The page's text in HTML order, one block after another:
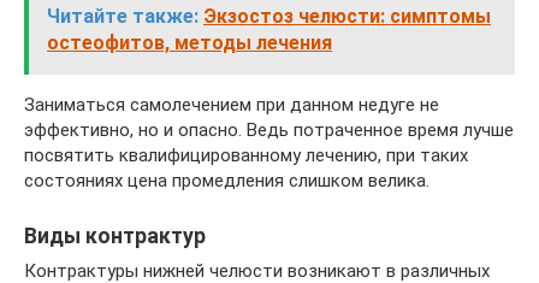
Читайте также: Экзостоз челюсти: симптомы
остеофитов, методы лечения
Заниматься самолечением при данном недуге не
эффективно, но и опасно. Ведь потраченное время лучше
посвятить квалифицированному лечению, при таких
состояниях цена промедления слишком велика.
Виды контрактур
Контрактуры нижней челюсти возникают в различных